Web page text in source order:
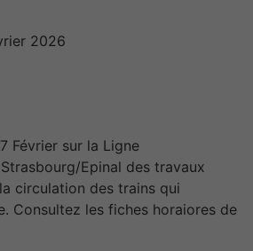
2026
Février sur la Ligne
Epinal des travaux
circulation des trains qui
Consultez les fiches horaiores de